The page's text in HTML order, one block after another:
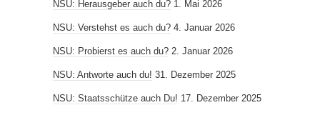
NSU: Herausgeber auch du? 1. Mai 2026
NSU: Verstehst es auch du? 4. Januar 2026
NSU: Probierst es auch du? 2. Januar 2026
NSU: Antworte auch du! 31. Dezember 2025
NSU: Staatsschütze auch Du! 17. Dezember 2025